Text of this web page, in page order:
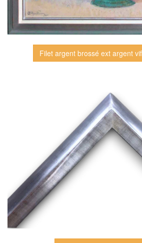
Filet argent brossé ext argent